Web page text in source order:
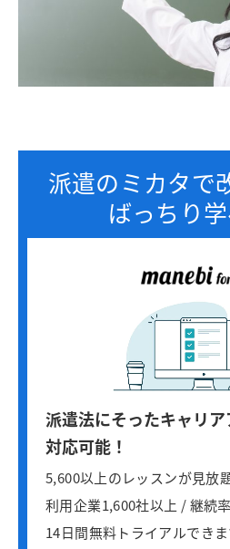
派遣のミカタで
ばっちり学
派遣法にそったキャリ
対応可能！
5,600以上のレッスンが見放
利用企業1,600社以上 / 継続
14日間無料トライアルでき